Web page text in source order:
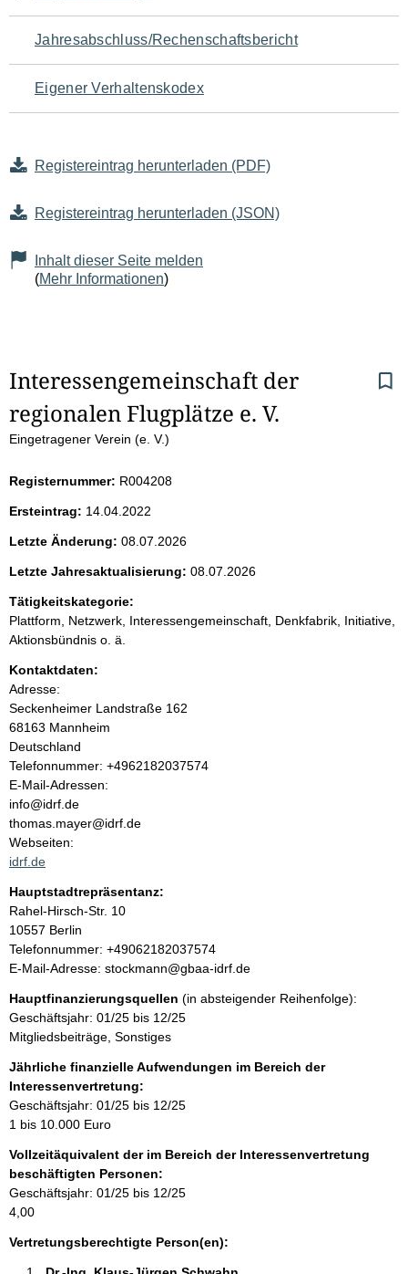
Jahresabschluss/Rechenschaftsbericht
Eigener Verhaltenskodex
Registereintrag herunterladen (PDF)
Registereintrag herunterladen (JSON)
Inhalt dieser Seite melden
(Mehr Informationen)
S
e
t
e
n
i
n
h
a
l
t
Interessengemeinschaft der
regionalen Flugplätze e. V.
Eingetragener Verein (e. V.)
Registernummer: R004208
Ersteintrag: 14.04.2022
Letzte Änderung: 08.07.2026
Letzte Jahresaktualisierung: 08.07.2026
Tätigkeitskategorie:
Plattform, Netzwerk, Interessengemeinschaft, Denkfabrik, Initiative,
Aktionsbündnis o. ä.
Kontaktdaten:
Adresse:
Seckenheimer Landstraße 162
68163 Mannheim
Deutschland
K
o
n
t
a
k
i
n
f
o
r
m
a
t
o
n
e
n
:
Telefonnummer: +4962182037574
E-Mail-Adressen:
info@idrf.de
thomas.mayer@idrf.de
Webseiten:
idrf.de
Hauptstadtrepräsentanz:
A
d
r
e
s
e
Rahel-Hirsch-Str. 10
10557 Berlin
K
o
t
a
k
t
i
n
f
r
m
a
t
i
Telefonnummer: +49062182037574
E-Mail-Adresse: stockmann@gbaa-idrf.de
Hauptfinanzierungsquellen (in absteigender Reihenfolge):
Geschäftsjahr: 01/25 bis 12/25
Mitgliedsbeiträge, Sonstiges
Jährliche finanzielle Aufwendungen im Bereich der
Interessenvertretung:
Geschäftsjahr: 01/25 bis 12/25
1 bis 10.000 Euro
Vollzeitäquivalent der im Bereich der Interessenvertretung
beschäftigten Personen:
Geschäftsjahr: 01/25 bis 12/25
4,00
Vertretungsberechtigte Person(en):